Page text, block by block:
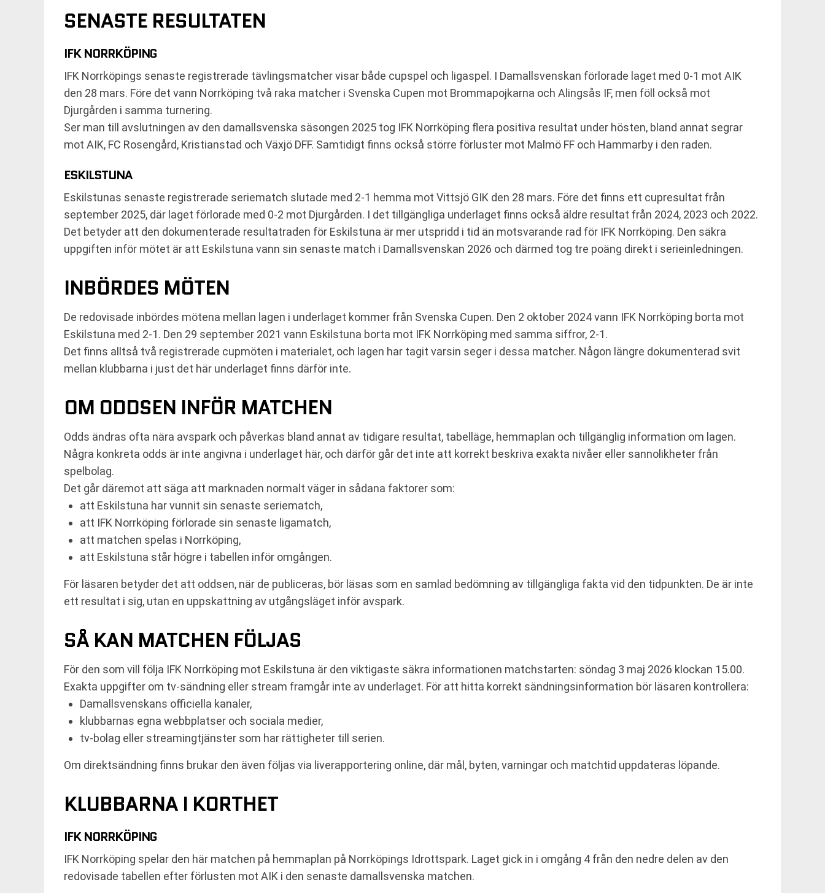
SENASTE RESULTATEN
IFK NORRKÖPING
IFK Norrköpings senaste registrerade tävlingsmatcher visar både cupspel och ligaspel. I Damallsvenskan förlorade laget med 0-1 mot AIK
den 28 mars. Före det vann Norrköping två raka matcher i Svenska Cupen mot Brommapojkarna och Alingsås IF, men föll också mot
Djurgården i samma turnering.
Ser man till avslutningen av den damallsvenska säsongen 2025 tog IFK Norrköping flera positiva resultat under hösten, bland annat segrar
mot AIK, FC Rosengård, Kristianstad och Växjö DFF. Samtidigt finns också större förluster mot Malmö FF och Hammarby i den raden.
ESKILSTUNA
Eskilstunas senaste registrerade seriematch slutade med 2-1 hemma mot Vittsjö GIK den 28 mars. Före det finns ett cupresultat från
september 2025, där laget förlorade med 0-2 mot Djurgården. I det tillgängliga underlaget finns också äldre resultat från 2024, 2023 och 2022.
Det betyder att den dokumenterade resultatraden för Eskilstuna är mer utspridd i tid än motsvarande rad för IFK Norrköping. Den säkra
uppgiften inför mötet är att Eskilstuna vann sin senaste match i Damallsvenskan 2026 och därmed tog tre poäng direkt i serieinledningen.
INBÖRDES MÖTEN
De redovisade inbördes mötena mellan lagen i underlaget kommer från Svenska Cupen. Den 2 oktober 2024 vann IFK Norrköping borta mot
Eskilstuna med 2-1. Den 29 september 2021 vann Eskilstuna borta mot IFK Norrköping med samma siffror, 2-1.
Det finns alltså två registrerade cupmöten i materialet, och lagen har tagit varsin seger i dessa matcher. Någon längre dokumenterad svit
mellan klubbarna i just det här underlaget finns därför inte.
OM ODDSEN INFÖR MATCHEN
Odds ändras ofta nära avspark och påverkas bland annat av tidigare resultat, tabelläge, hemmaplan och tillgänglig information om lagen.
Några konkreta odds är inte angivna i underlaget här, och därför går det inte att korrekt beskriva exakta nivåer eller sannolikheter från
spelbolag.
Det går däremot att säga att marknaden normalt väger in sådana faktorer som:
att Eskilstuna har vunnit sin senaste seriematch,
att IFK Norrköping förlorade sin senaste ligamatch,
att matchen spelas i Norrköping,
att Eskilstuna står högre i tabellen inför omgången.
För läsaren betyder det att oddsen, när de publiceras, bör läsas som en samlad bedömning av tillgängliga fakta vid den tidpunkten. De är inte
ett resultat i sig, utan en uppskattning av utgångsläget inför avspark.
SÅ KAN MATCHEN FÖLJAS
För den som vill följa IFK Norrköping mot Eskilstuna är den viktigaste säkra informationen matchstarten: söndag 3 maj 2026 klockan 15.00.
Exakta uppgifter om tv-sändning eller stream framgår inte av underlaget. För att hitta korrekt sändningsinformation bör läsaren kontrollera:
Damallsvenskans officiella kanaler,
klubbarnas egna webbplatser och sociala medier,
tv-bolag eller streamingtjänster som har rättigheter till serien.
Om direktsändning finns brukar den även följas via liverapportering online, där mål, byten, varningar och matchtid uppdateras löpande.
KLUBBARNA I KORTHET
IFK NORRKÖPING
IFK Norrköping spelar den här matchen på hemmaplan på Norrköpings Idrottspark. Laget gick in i omgång 4 från den nedre delen av den
redovisade tabellen efter förlusten mot AIK i den senaste damallsvenska matchen.